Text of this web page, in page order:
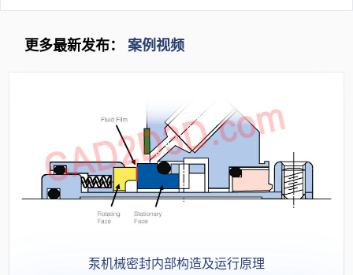
更多最新发布： 案例视频
泵机械密封内部构造及运行原理